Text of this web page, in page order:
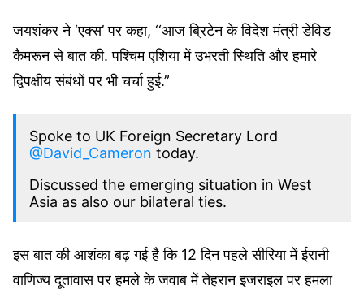
जयशंकर ने ‘एक्स’ पर कहा, ‘‘आज ब्रिटेन के विदेश मंत्री डेविड
कैमरून से बात की. पश्चिम एशिया में उभरती स्थिति और हमारे
द्विपक्षीय संबंधों पर भी चर्चा हुई.”
Spoke to UK Foreign Secretary Lord
@David_Cameron today.
Discussed the emerging situation in West
Asia as also our bilateral ties.
— Dr. S. Jaishankar (Modi Ka Parivar)
(@DrSJaishankar) April 13, 2024
इस बात की आशंका बढ़ गई है कि 12 दिन पहले सीरिया में ईरानी
वाणिज्य दूतावास पर हमले के जवाब में तेहरान इजराइल पर हमला